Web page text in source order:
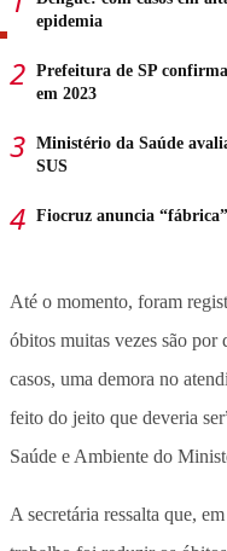
epidemia
Prefeitura de SP
em 2023
Ministério da Saúde
SUS
Fiocruz anuncia
Até o momento, foram
óbitos muitas vezes são
casos, uma demora no
feito do jeito que deveria
Saúde e Ambiente do
A secretária ressalta que,